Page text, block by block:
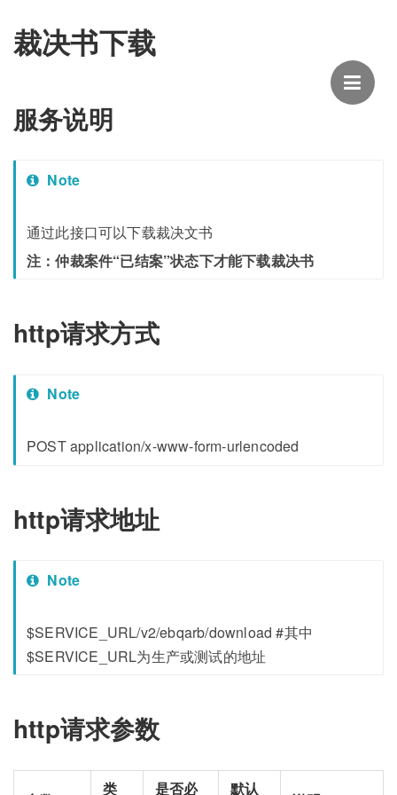
裁决书下载
服务说明
Note
通过此接口可以下载裁决文书
注：仲裁案件“已结案”状态下才能下载裁决书
http请求方式
Note
POST application/x-www-form-urlencoded
http请求地址
Note
$SERVICE_URL/v2/ebqarb/download #其中
$SERVICE_URL为生产或测试的地址
http请求参数
类 是否必 默认